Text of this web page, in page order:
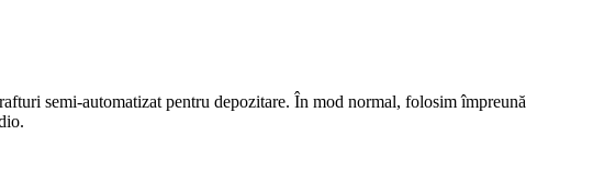
semi-automatizat pentru depozitare. În mod normal, folosim împreună